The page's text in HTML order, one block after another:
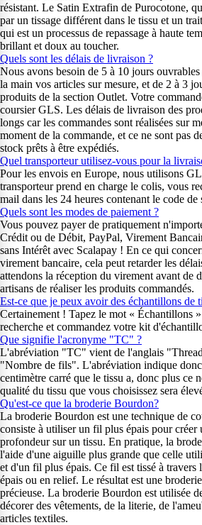
résistant. Le Satin Extrafin de Purocotone,
par un tissage différent dans le tissu et un
qui est un processus de repassage à haute
brillant et doux au toucher.
Quels sont les délais de livraison ?
Nous avons besoin de 5 à 10 jours
la main vos articles sur mesure, et de 2 à 3
produits de la section Outlet. Votre
coursier GLS. Les délais de livraison des
longs car les commandes sont réalisées sur
moment de la commande, et ce ne sont pas
stock prêts à être expédiés.
Quel transporteur utilisez-vous pour la
Pour les envois en Europe, nous utilisons
transporteur prend en charge le colis, vous
mail dans les 24 heures contenant le code de
Quels sont les modes de paiement ?
Vous pouvez payer de pratiquement
Crédit ou de Débit, PayPal, Virement
sans Intérêt avec Scalapay ! En ce qui
virement bancaire, cela peut retarder les
attendons la réception du virement avant de
artisans de réaliser les produits commandés.
Est-ce que je peux avoir des échantillons de
Certainement ! Tapez le mot « Échantillons
recherche et commandez votre kit
Que signifie l'acronyme "TC" ?
L'abréviation "TC" vient de l'anglais
"Nombre de fils". L'abréviation indique
centimètre carré que le tissu a, donc plus ce
qualité du tissu que vous choisissez sera
Qu'est-ce que la broderie Bourdon?
La broderie Bourdon est une technique de
consiste à utiliser un fil plus épais pour créer
profondeur sur un tissu. En pratique, la
l'aide d'une aiguille plus grande que celle
et d'un fil plus épais. Ce fil est tissé à travers
épais ou en relief. Le résultat est une
précieuse. La broderie Bourdon est utilisée
décorer des vêtements, de la literie, de
articles textiles.